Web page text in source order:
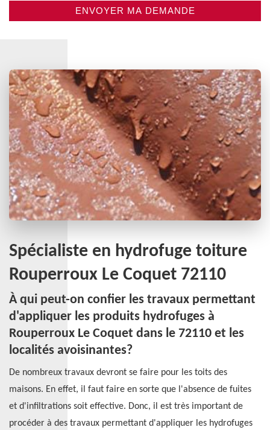
Spécialiste en hydrofuge toiture
Rouperroux Le Coquet 72110
À qui peut-on confier les travaux permettant
d'appliquer les produits hydrofuges à
Rouperroux Le Coquet dans le 72110 et les
localités avoisinantes?
De nombreux travaux devront se faire pour les toits des
maisons. En effet, il faut faire en sorte que l'absence de fuites
et d'infiltrations soit effective. Donc, il est très important de
procéder à des travaux permettant d'appliquer les hydrofuges